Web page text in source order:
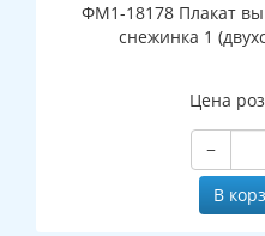
ФМ1-18178 Плакат
снежинка 1
Цена
−
В